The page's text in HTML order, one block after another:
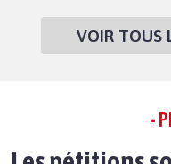
VOIR TOUS
-